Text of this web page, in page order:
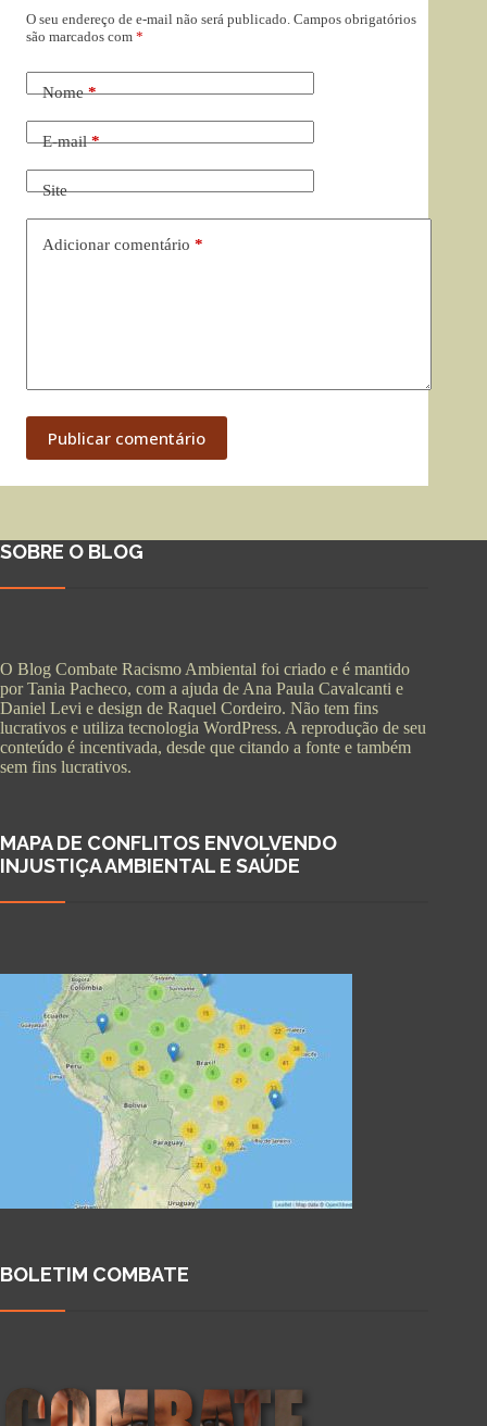
O seu endereço de e-mail não será publicado. Campos obrigatórios
são marcados com *
Nome*
E-mail*
Site
Adicionar comentário *
Publicar comentário
SOBRE O BLOG
O Blog Combate Racismo Ambiental foi criado e é mantido
por Tania Pacheco, com a ajuda de Ana Paula Cavalcanti e
Daniel Levi e design de Raquel Cordeiro. Não tem fins
lucrativos e utiliza tecnologia WordPress. A reprodução de seu
conteúdo é incentivada, desde que citando a fonte e também
sem fins lucrativos.
MAPA DE CONFLITOS ENVOLVENDO
INJUSTIÇA AMBIENTAL E SAÚDE
BOLETIM COMBATE